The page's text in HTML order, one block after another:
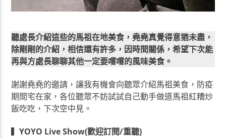
聽處長介紹這些的馬祖在地美食，堯堯真覺得意猶未盡，
除剛剛的介紹，相信還有許多，因時間關係，希望下次能
再與方處長聊聊其他一定要嚐嚐的風味美食。
謝謝堯堯的邀請，讓我有機會向聽眾介紹馬祖美食，防疫
期間宅在家，各位聽眾不妨試試自己動手做道馬祖紅糟炒
飯吃吃，下次空中見。
▍YOYO Live Show(歡迎訂閱/重聽)